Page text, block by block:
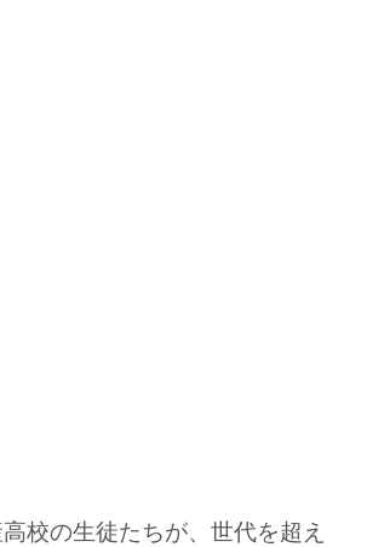
校の生徒たちが、世代を超え